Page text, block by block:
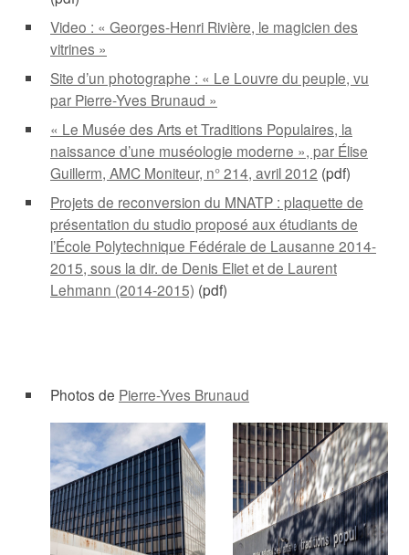
Video : « Georges-Henri Rivière, le magicien des
vitrines »
Site d’un photographe : « Le Louvre du peuple, vu
par Pierre-Yves Brunaud »
« Le Musée des Arts et Traditions Populaires, la
naissance d’une muséologie moderne », par Élise
Guillerm, AMC Moniteur, n° 214, avril 2012 (pdf)
Projets de reconversion du MNATP : plaquette de
présentation du studio proposé aux étudiants de
l’École Polytechnique Fédérale de Lausanne 2014-
2015, sous la dir. de Denis Eliet et de Laurent
Lehmann (2014-2015) (pdf)
Photos de Pierre-Yves Brunaud